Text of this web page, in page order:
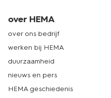
over HEMA
over ons bedrijf
werken bij HEMA
duurzaamheid
nieuws en pers
HEMA geschiedenis